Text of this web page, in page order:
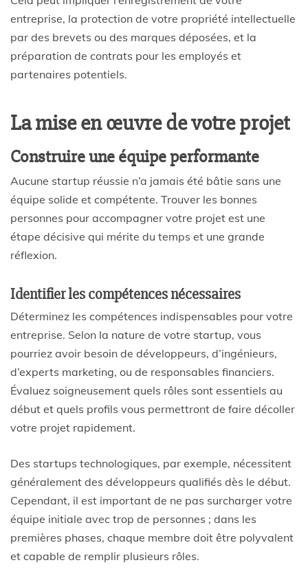
entreprise, la protection de votre propriété intellectuelle
par des brevets ou des marques déposées, et la
préparation de contrats pour les employés et
partenaires potentiels.
La mise en œuvre de votre projet
Construire une équipe performante
Aucune startup réussie n’a jamais été bâtie sans une
équipe solide et compétente. Trouver les bonnes
personnes pour accompagner votre projet est une
étape décisive qui mérite du temps et une grande
réflexion.
Identifier les compétences nécessaires
Déterminez les compétences indispensables pour votre
entreprise. Selon la nature de votre startup, vous
pourriez avoir besoin de développeurs, d’ingénieurs,
d’experts marketing, ou de responsables financiers.
Évaluez soigneusement quels rôles sont essentiels au
début et quels profils vous permettront de faire décoller
votre projet rapidement.
Des startups technologiques, par exemple, nécessitent
généralement des développeurs qualifiés dès le début.
Cependant, il est important de ne pas surcharger votre
équipe initiale avec trop de personnes ; dans les
premières phases, chaque membre doit être polyvalent
et capable de remplir plusieurs rôles.